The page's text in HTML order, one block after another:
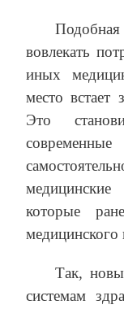
Подобная
вовлекать
иных
место встает
Это
которые
медицинского
Так,
системам